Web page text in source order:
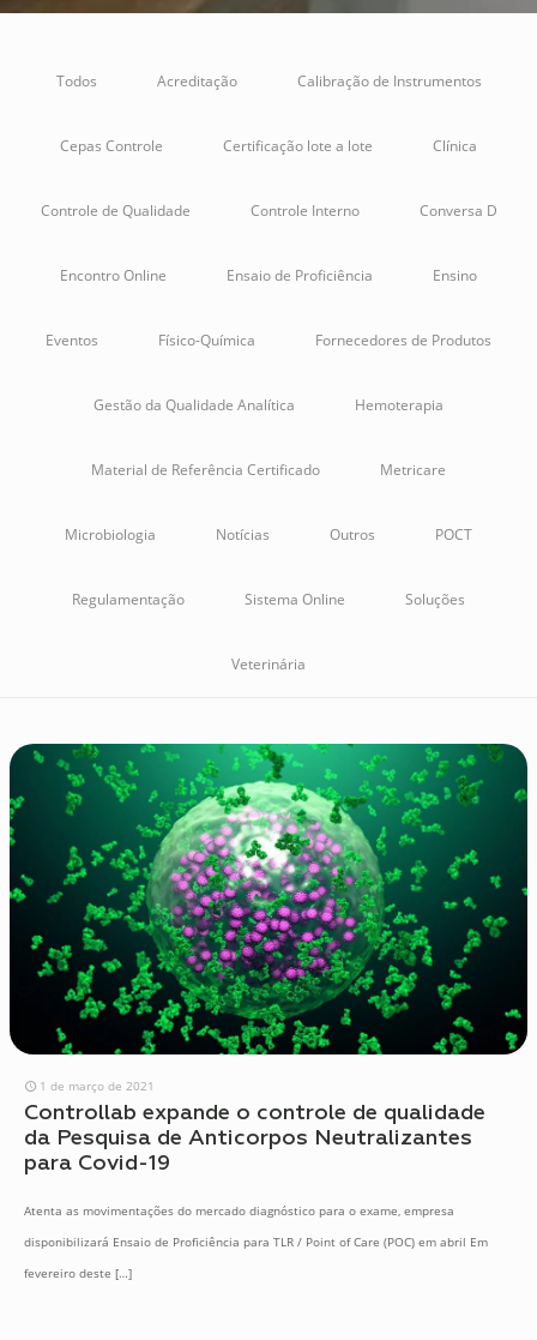
Todos Acreditação Calibração de Instrumentos
Cepas Controle Certificação lote a lote Clínica
Controle de Qualidade Controle Interno Conversa D
Encontro Online Ensaio de Proficiência Ensino
Eventos Físico-Química Fornecedores de Produtos
Gestão da Qualidade Analítica Hemoterapia
Material de Referência Certificado Metricare
Microbiologia Notícias Outros POCT
Regulamentação Sistema Online Soluções
Veterinária
1 de março de 2021
Controllab expande o controle de qualidade
da Pesquisa de Anticorpos Neutralizantes
para Covid-19
Atenta as movimentações do mercado diagnóstico para o exame, empresa
disponibilizará Ensaio de Proficiência para TLR / Point of Care (POC) em abril Em
fevereiro deste […]